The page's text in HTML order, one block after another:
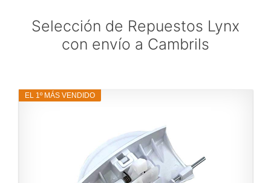
Selección de Repuestos Lynx
con envío a Cambrils
EL 1º MÁS VENDIDO